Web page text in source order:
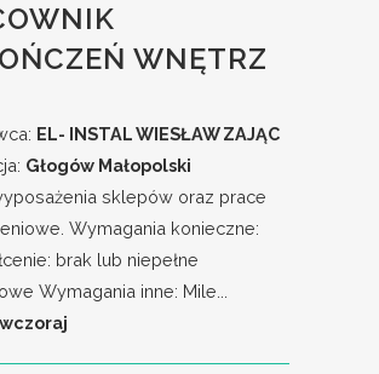
WNĘTRZ
EL- INSTAL WIESŁAW ZAJĄC
Głogów Małopolski
sklepów oraz prace
Wymagania konieczne:
brak lub niepełne
Wymagania inne: Mile...
wczoraj